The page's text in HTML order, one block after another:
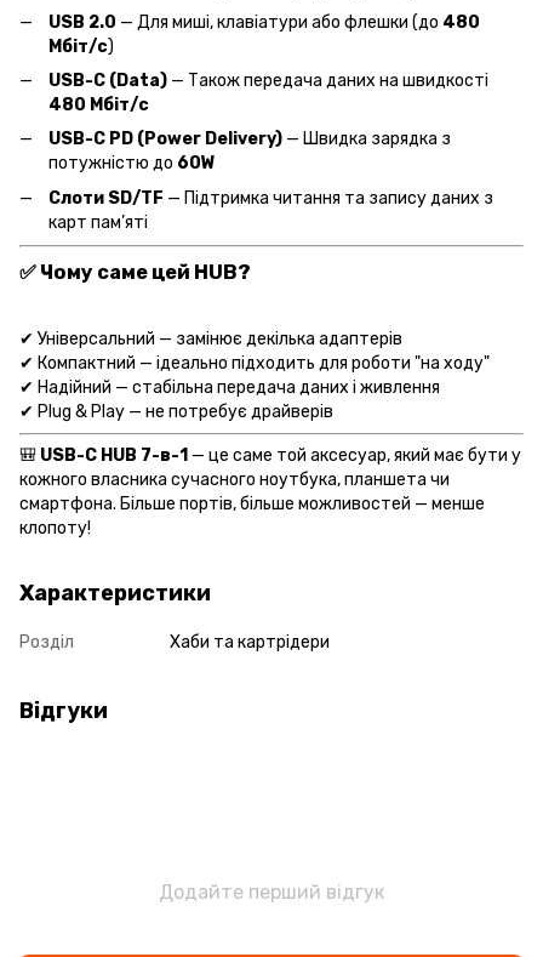
USB 2.0 — Для миші, клавіатури або флешки (до 480
Мбіт/с)
USB-C (Data) — Також передача даних на швидкості
480 Мбіт/с
USB-C PD (Power Delivery) — Швидка зарядка з
потужністю до 60W
Слоти SD/TF — Підтримка читання та запису даних з
карт пам’яті
✅ Чому саме цей HUB?
✔ Універсальний — замінює декілька адаптерів
✔ Компактний — ідеально підходить для роботи "на ходу"
✔ Надійний — стабільна передача даних і живлення
✔ Plug & Play — не потребує драйверів
🎒 USB-C HUB 7-в-1 — це саме той аксесуар, який має бути у
кожного власника сучасного ноутбука, планшета чи
смартфона. Більше портів, більше можливостей — менше
клопоту!
Характеристики
Розділ Хаби та картрідери
Відгуки
Додайте перший відгук